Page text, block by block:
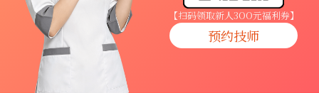
技师入驻
商家入驻
代理入驻
【扫码领取新人3OO元福利券】
预约技师